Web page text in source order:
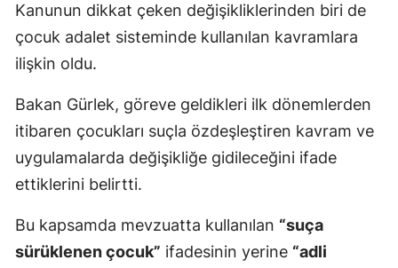
Kanunun dikkat çeken değişikliklerinden biri de
çocuk adalet sisteminde kullanılan kavramlara
ilişkin oldu.
Bakan Gürlek, göreve geldikleri ilk dönemlerden
itibaren çocukları suçla özdeşleştiren kavram ve
uygulamalarda değişikliğe gidileceğini ifade
ettiklerini belirtti.
Bu kapsamda mevzuatta kullanılan “suça
sürüklenen çocuk” ifadesinin yerine “adli